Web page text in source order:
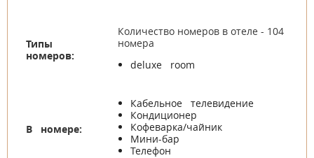
Типы
номеров:
Количество номеров в отеле - 104
номера
deluxe room
В номере:
Кабельное телевидение
Кондиционер
Кофеварка/чайник
Мини-бар
Телефон